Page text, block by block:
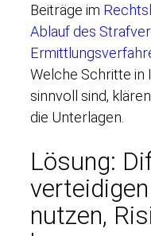
Beiträge im
Ablauf des
Welche Schritte in
sinnvoll sind,
die Unterlagen.
Lösung:
nutzen,